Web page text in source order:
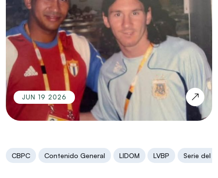
JUN 19 2026
CBPC Contenido General LIDOM LVBP Serie del